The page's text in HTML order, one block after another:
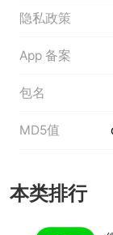
隐私政策
App 备案
包名
MD5值
本类排行